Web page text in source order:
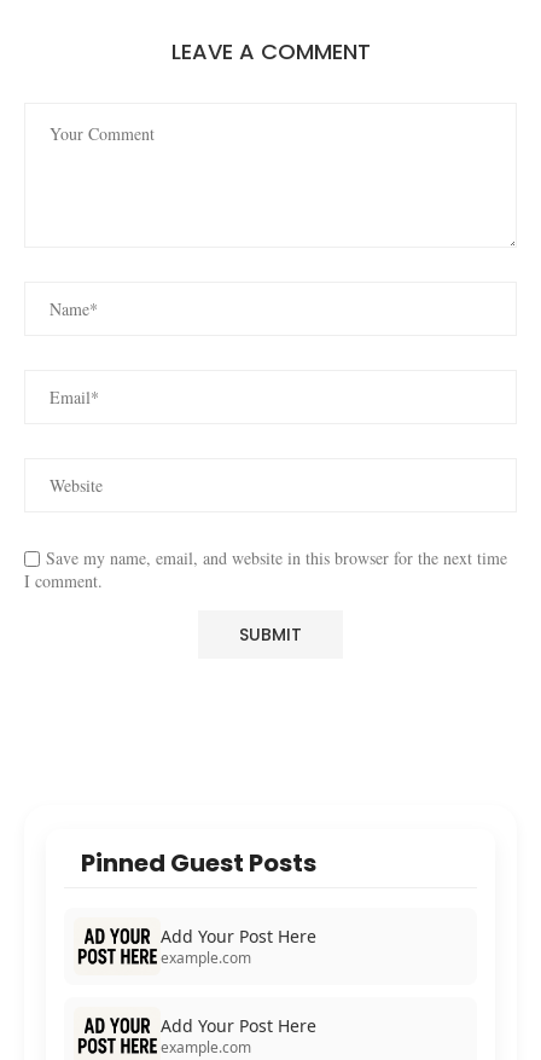
LEAVE A COMMENT
Save my name, email, and website in this browser for the next time
I comment.
Pinned Guest Posts
Add Your Post Here
example.com
Add Your Post Here
example.com